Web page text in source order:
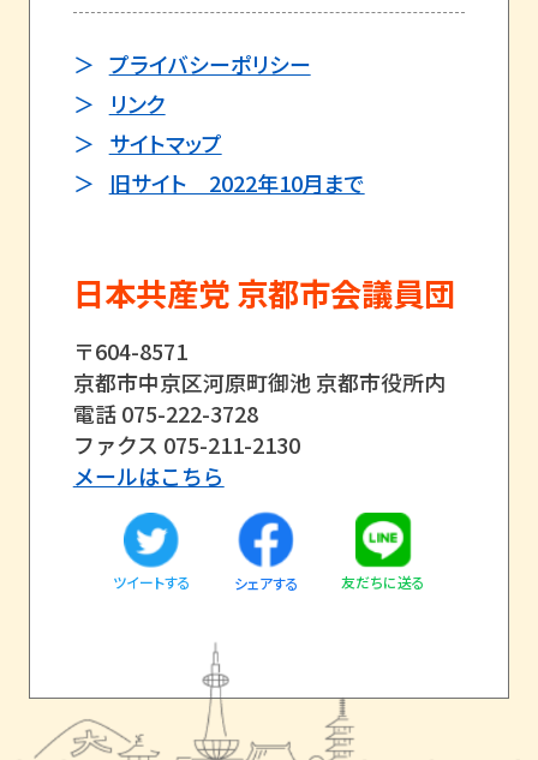
日本共産党 京都市会議員団
〒604-8571
京都市中京区河原町御池 京都市役所内
電話 075-222-3728
ファクス 075-211-2130
メールはこちら
ツイートする シェアする 友だちに送る
プライバシーポリシー
リンク
サイトマップ
旧サイト 2022年10月まで